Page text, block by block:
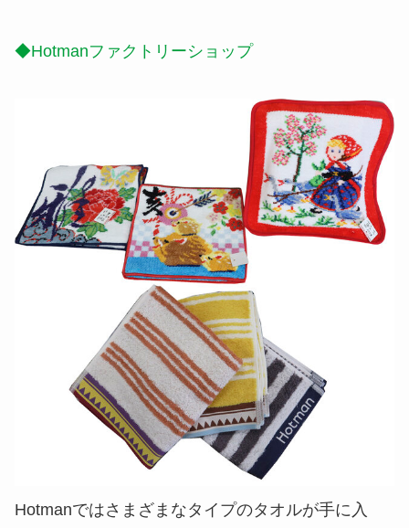
◆Hotmanファクトリーショップ
Hotmanではさまざまなタイプのタオルが手に入